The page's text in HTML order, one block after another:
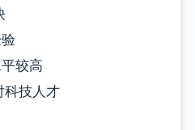
较高
科技人才